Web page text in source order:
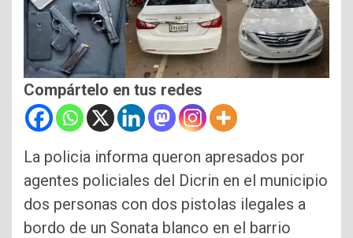
Compártelo en tus redes
La policia informa queron apresados por
agentes policiales del Dicrin en el municipio
dos personas con dos pistolas ilegales a
bordo de un Sonata blanco en el barrio